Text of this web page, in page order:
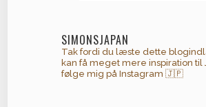
SIMONSJAPAN
Tak fordi du læste dette
kan få meget mere inspiration til
følge mig på Instagram 🇯🇵